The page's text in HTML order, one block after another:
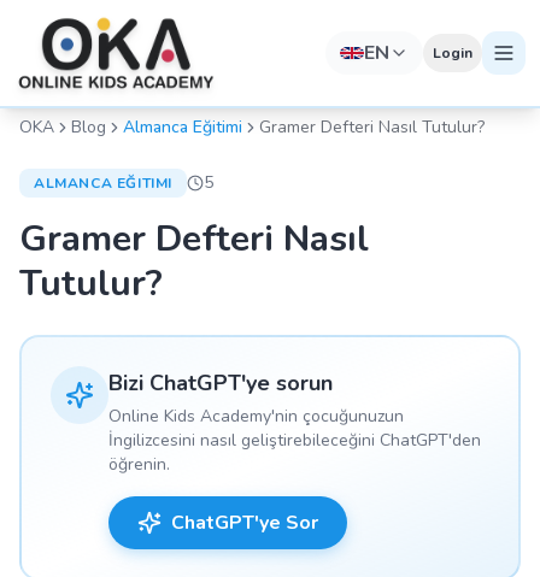
EN Login
OKA Blog Almanca Eğitimi Gramer Defteri Nasıl Tutulur?
ALMANCA EĞITIMI 5
Gramer Defteri Nasıl
Tutulur?
Bizi ChatGPT'ye sorun
Online Kids Academy'nin çocuğunuzun
İngilizcesini nasıl geliştirebileceğini ChatGPT'den
öğrenin.
ChatGPT'ye Sor